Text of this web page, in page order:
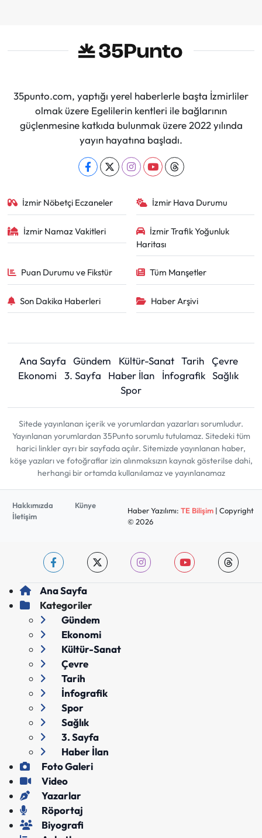
35punto.com, yaptığı yerel haberlerle başta İzmirliler
olmak üzere Egelilerin kentleri ile bağlarının
güçlenmesine katkıda bulunmak üzere 2022 yılında
yayın hayatına başladı.
İzmir Nöbetçi Eczaneler İzmir Hava Durumu
İzmir Namaz Vakitleri
İzmir Trafik Yoğunluk
Haritası
Puan Durumu ve Fikstür Tüm Manşetler
Son Dakika Haberleri Haber Arşivi
Ana Sayfa Gündem Kültür-Sanat Tarih
Çevre
Ekonomi
3. Sayfa Haber İlan İnfografik Sağlık
Spor
Sitede yayınlanan içerik ve yorumlardan yazarları sorumludur.
Yayınlanan yorumlardan 35Punto sorumlu tutulamaz. Sitedeki tüm
harici linkler ayrı bir sayfada açılır. Sitemizde yayınlanan haber,
köşe yazıları ve fotoğraflar izin alınmaksızın kaynak gösterilse dahi,
herhangi bir ortamda kullanılamaz ve yayınlanamaz
Hakkımızda
Künye
İletişim
Haber Yazılımı: TE Bilişim| Copyright
© 2026
Ana Sayfa
Kategoriler
Gündem
Ekonomi
Kültür-Sanat
Çevre
Tarih
İnfografik
Spor
Sağlık
3. Sayfa
Haber İlan
Foto Galeri
Video
Yazarlar
Röportaj
Biyografi